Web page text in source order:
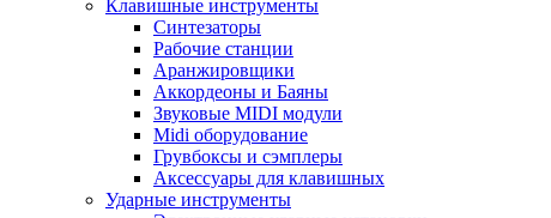
Клавишные инструменты
Синтезаторы
Рабочие станции
Аранжировщики
Аккордеоны и Баяны
Звуковые MIDI модули
Midi оборудование
Грувбоксы и сэмплеры
Аксессуары для клавишных
Ударные инструменты